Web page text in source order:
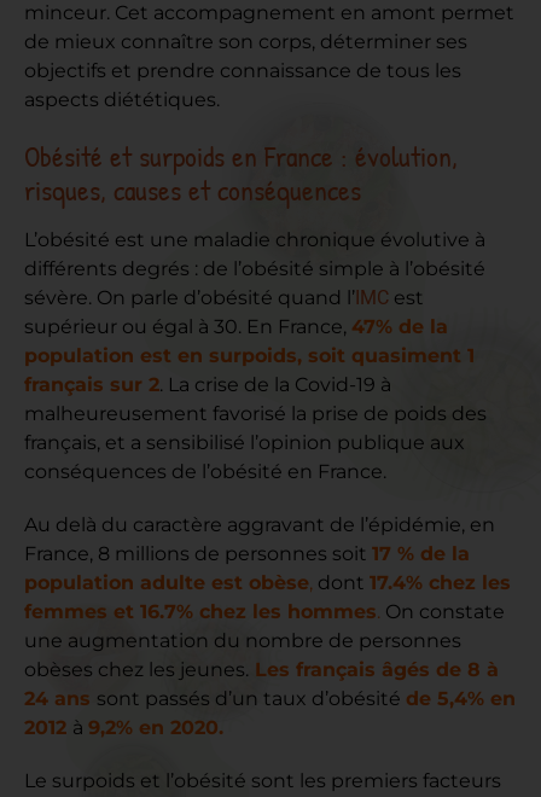
minceur. Cet accompagnement en amont permet
de mieux connaître son corps, déterminer ses
objectifs et prendre connaissance de tous les
aspects diététiques.
Obésité et surpoids en France : évolution,
risques, causes et conséquences
L’obésité est une maladie chronique évolutive à
différents degrés : de l’obésité simple à l’obésité
sévère. On parle d’obésité quand l’ IMC est
supérieur ou égal à 30. En France, 47% de la
population est en surpoids, soit quasiment 1
français sur 2. La crise de la Covid-19 à
malheureusement favorisé la prise de poids des
français, et a sensibilisé l’opinion publique aux
conséquences de l’obésité en France.
Au delà du caractère aggravant de l’épidémie, en
France, 8 millions de personnes soit 17 % de la
population adulte est obèse, dont 17.4% chez les
femmes et 16.7% chez les hommes. On constate
une augmentation du nombre de personnes
obèses chez les jeunes. Les français âgés de 8 à
24 ans sont passés d’un taux d’obésité de 5,4% en
2012 à 9,2% en 2020.
Le surpoids et l’obésité sont les premiers facteurs